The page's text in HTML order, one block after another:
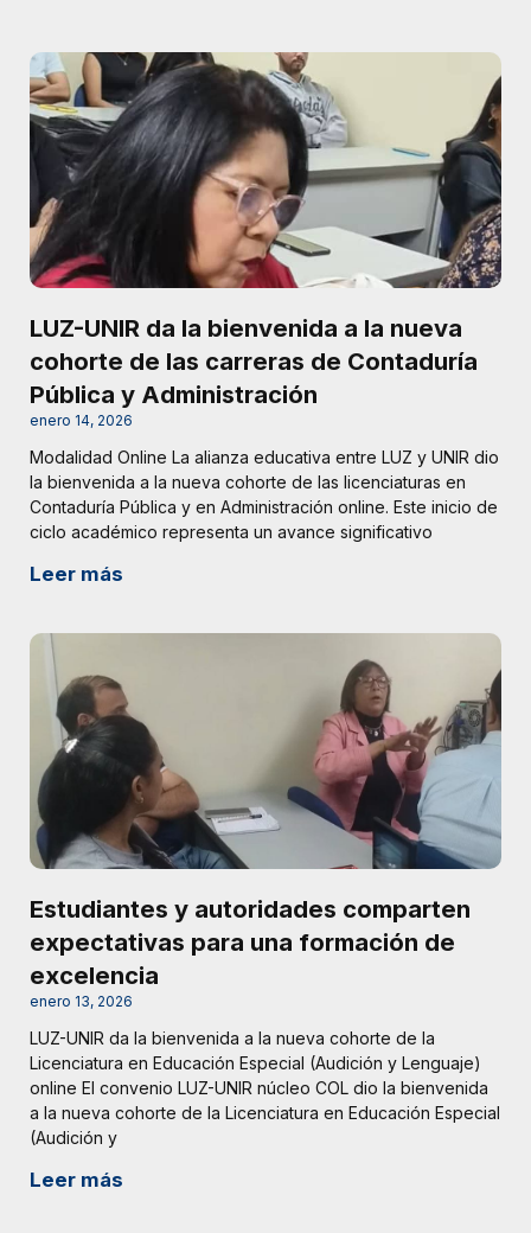
LUZ-UNIR da la bienvenida a la nueva
cohorte de las carreras de Contaduría
Pública y Administración
enero 14, 2026
Modalidad Online La alianza educativa entre LUZ y UNIR dio
la bienvenida a la nueva cohorte de las licenciaturas en
Contaduría Pública y en Administración online. Este inicio de
ciclo académico representa un avance significativo
Leer más
Estudiantes y autoridades comparten
expectativas para una formación de
excelencia
enero 13, 2026
LUZ-UNIR da la bienvenida a la nueva cohorte de la
Licenciatura en Educación Especial (Audición y Lenguaje)
online El convenio LUZ-UNIR núcleo COL dio la bienvenida
a la nueva cohorte de la Licenciatura en Educación Especial
(Audición y
Leer más